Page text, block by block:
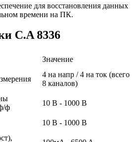
для восстановления данных
времени на ПК.
C.A 8336
Значение
4 на напр / 4 на ток (всего
8 каналов)
ф
10 В - 1000 В
10 В - 1000 В